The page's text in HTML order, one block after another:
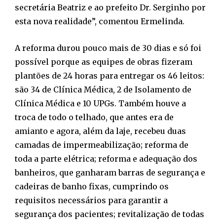
secretária Beatriz e ao prefeito Dr. Serginho por
esta nova realidade”, comentou Ermelinda.
A reforma durou pouco mais de 30 dias e só foi
possível porque as equipes de obras fizeram
plantões de 24 horas para entregar os 46 leitos:
são 34 de Clínica Médica, 2 de Isolamento de
Clínica Médica e 10 UPGs. Também houve a
troca de todo o telhado, que antes era de
amianto e agora, além da laje, recebeu duas
camadas de impermeabilização; reforma de
toda a parte elétrica; reforma e adequação dos
banheiros, que ganharam barras de segurança e
cadeiras de banho fixas, cumprindo os
requisitos necessários para garantir a
segurança dos pacientes; revitalização de todas